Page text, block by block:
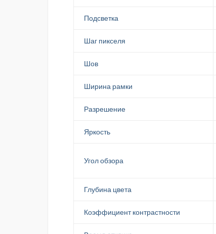
Подсветка
Шаг пикселя
Шов
Ширина рамки
Разрешение
Яркость
Угол обзора
Глубина цвета
Коэффициент контрастности